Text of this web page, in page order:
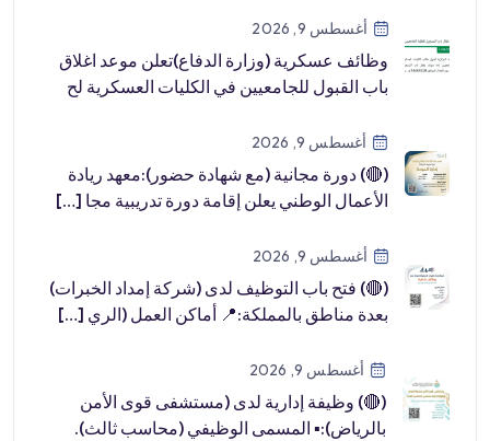
أغسطس 9, 2026
وظائف عسكرية (وزارة الدفاع)تعلن موعد اغلاق
باب القبول للجامعيين في الكليات العسكرية لح
أغسطس 9, 2026
(🔴) دورة مجانية (مع شهادة حضور):معهد ريادة
الأعمال الوطني يعلن إقامة دورة تدريبية مجا […]
أغسطس 9, 2026
(🔴) فتح باب التوظيف لدى (شركة إمداد الخبرات)
بعدة مناطق بالمملكة:📍 أماكن العمل (الري […]
أغسطس 9, 2026
(🔴) وظيفة إدارية لدى (مستشفى قوى الأمن
بالرياض):▪️ المسمى الوظيفي (محاسب ثالث).